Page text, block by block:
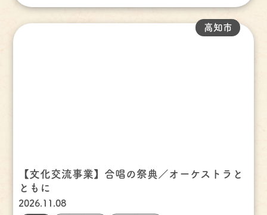
【文化交流事業】合唱の祭典／オーケストラと
ともに
2026.11.08
高知市